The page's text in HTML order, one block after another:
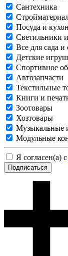
Сантехника
Посуда и
Светильники
Все для сада и
Детские
Спортивное
Автозапчасти
Текстильные
Книги и
Зоотовары
Хозтовары
Музыкальные
Модульные
Я согласен(а) с
Подписаться